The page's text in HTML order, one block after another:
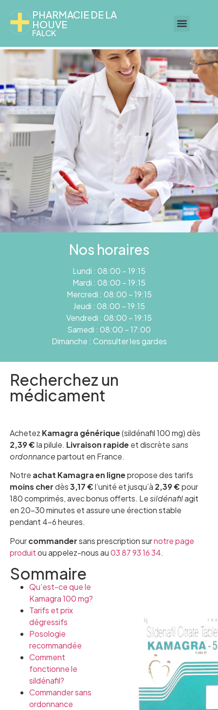
PHARMACIE DE LA
HOUVE
FALCK
Nos horaires
Lundi : 08:00 – 19:15
Mardi : 08:00 – 19:15
Mercredi : 08:00 – 19:15
Jeudi : 08:00 – 19:15
Vendredi : 08:00 – 19:15
Samedi : 08:00 – 17:00
Dimanche : Consulter les gardes
Recherchez un
médicament
Achetez Kamagra générique(sildénafil 100 mg) dès
2,39 €la pilule. Livraison rapide et discrètesans
ordonnancepartout en France.
Notre achat Kamagra en lignepropose des tarifs
moins cherdès3,17 €l’unité et jusqu’à 2,39 €pour
180 comprimés, avec bonus offerts. Lesildénafilagit
en 20–30 minutes et assure une érection stable
pendant 4–6 heures.
Pourcommandersans prescription surnotre page
produitou appelez-nous au03 87 93 16 34.
Sommaire
Qu’est-ce que le
Kamagra 100 mg?
Tarifs et prix
dégressifs
Posologie
recommandée
Comment
fonctionne le
sildénafil?
Commander sans
ordonnance